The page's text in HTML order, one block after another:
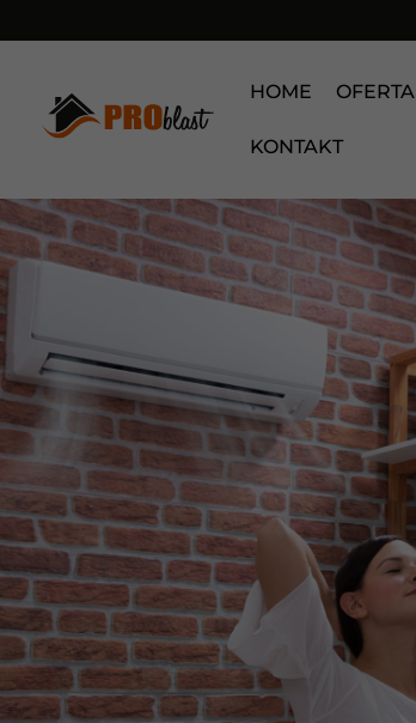
HOME OFERTA
KONTAKT